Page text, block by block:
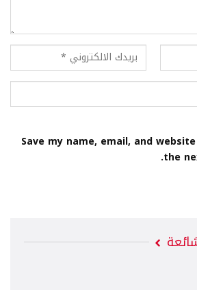
Save my name, email, and
the